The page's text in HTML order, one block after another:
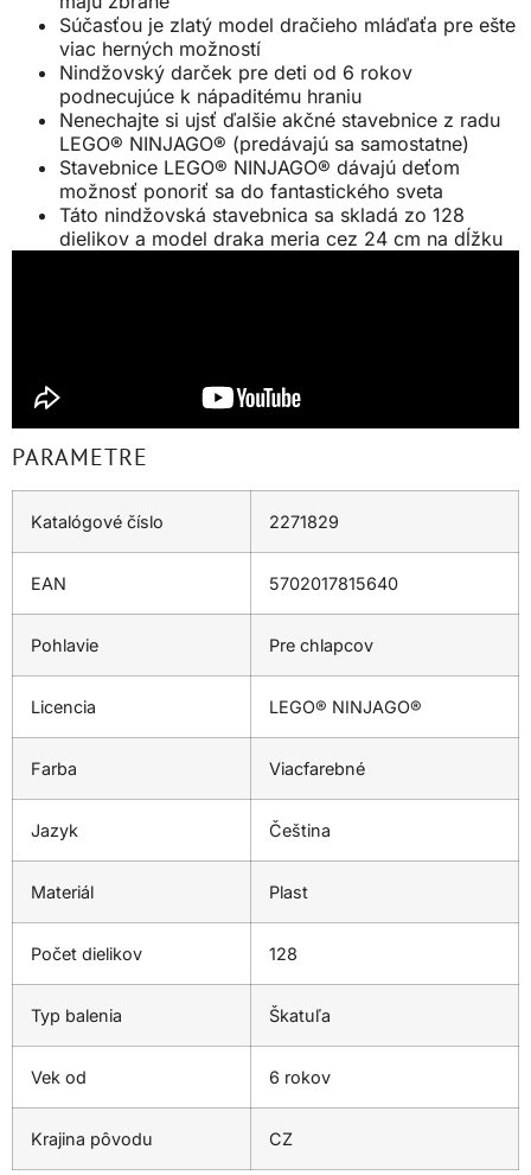
Súčasťou je zlatý model dračieho mláďaťa pre ešte
viac herných možností
Nindžovský darček pre deti od 6 rokov
podnecujúce k nápaditému hraniu
Nenechajte si ujsť ďalšie akčné stavebnice z radu
LEGO® NINJAGO® (predávajú sa samostatne)
Stavebnice LEGO® NINJAGO® dávajú deťom
možnosť ponoriť sa do fantastického sveta
Táto nindžovská stavebnica sa skladá zo 128
dielikov a model draka meria cez 24 cm na dĺžku
PARAMETRE
Katalógové číslo 2271829
EAN 5702017815640
Pohlavie Pre chlapcov
Licencia LEGO® NINJAGO®
Farba Viacfarebné
Jazyk Čeština
Materiál Plast
Počet dielikov 128
Typ balenia Škatuľa
Vek od 6 rokov
Krajina pôvodu CZ